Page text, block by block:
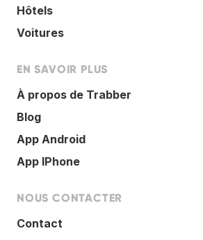
Hôtels
Voitures
EN SAVOIR PLUS
À propos de Trabber
Blog
App Android
App IPhone
NOUS CONTACTER
Contact